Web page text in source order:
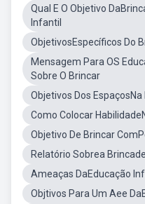
Qual E O Objetivo
Infantil
ObjetivosEspecíficos Do
Mensagem Para OS
Sobre O Brincar
Objetivos Dos
Como Colocar
Objetivo De Brincar
Relatório Sobrea
Ameaças DaEducação
Objtivos Para Um Aee